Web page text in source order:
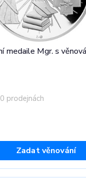
medaile Mgr. s
prodejnách
Zadat věnování